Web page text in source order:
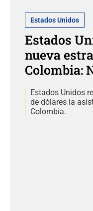
Estados Unidos
Estados
nueva
Colombia:
Estados Unidos
de dólares la
Colombia.